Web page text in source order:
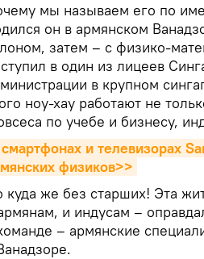
мы называем его по
он в армянском
затем – с физико-
в один из лицеев
в крупном
ноу-хау работают не
по учебе и бизнесу,
и телевизорах
физиков>>
куда же без старших! Эта
и индусам –
– армянские